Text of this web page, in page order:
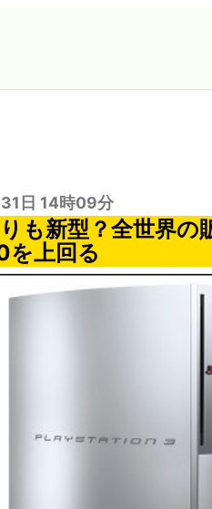
日 14時09分
も新型？全世界の
上回る